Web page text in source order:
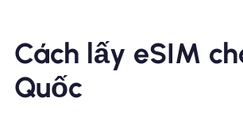
Cách lấy eSIM
Quốc